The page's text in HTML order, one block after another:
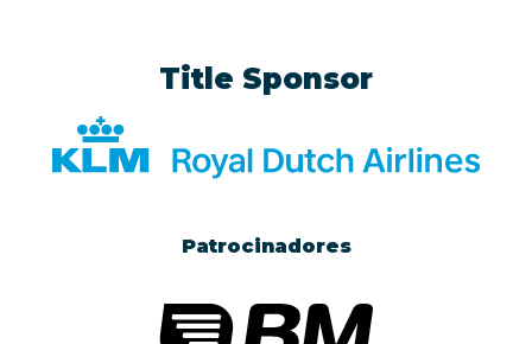
Title Sponsor
Patrocinadores